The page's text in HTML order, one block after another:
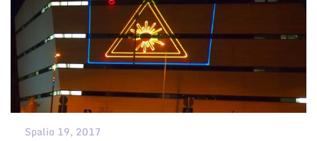
Spalio 19, 2017